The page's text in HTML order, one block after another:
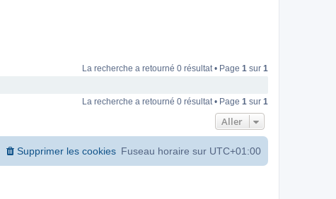
La recherche a retourné 0 résultat • Page 1 sur 1
La recherche a retourné 0 résultat • Page 1 sur 1
Aller
Fuseau horaire sur UTC+01:00
Supprimer les cookies